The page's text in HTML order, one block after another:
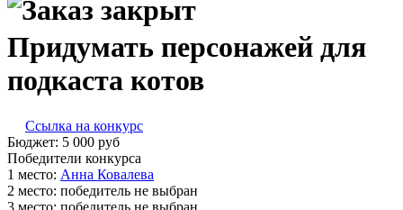
Придумать персонажей для
подкаста котов
Ссылка на конкурс
Бюджет: 5 000 руб
Победители конкурса
1 место: Ан­на Ко­вале­ва
2 место: победитель не выбран
3 место: победитель не выбран